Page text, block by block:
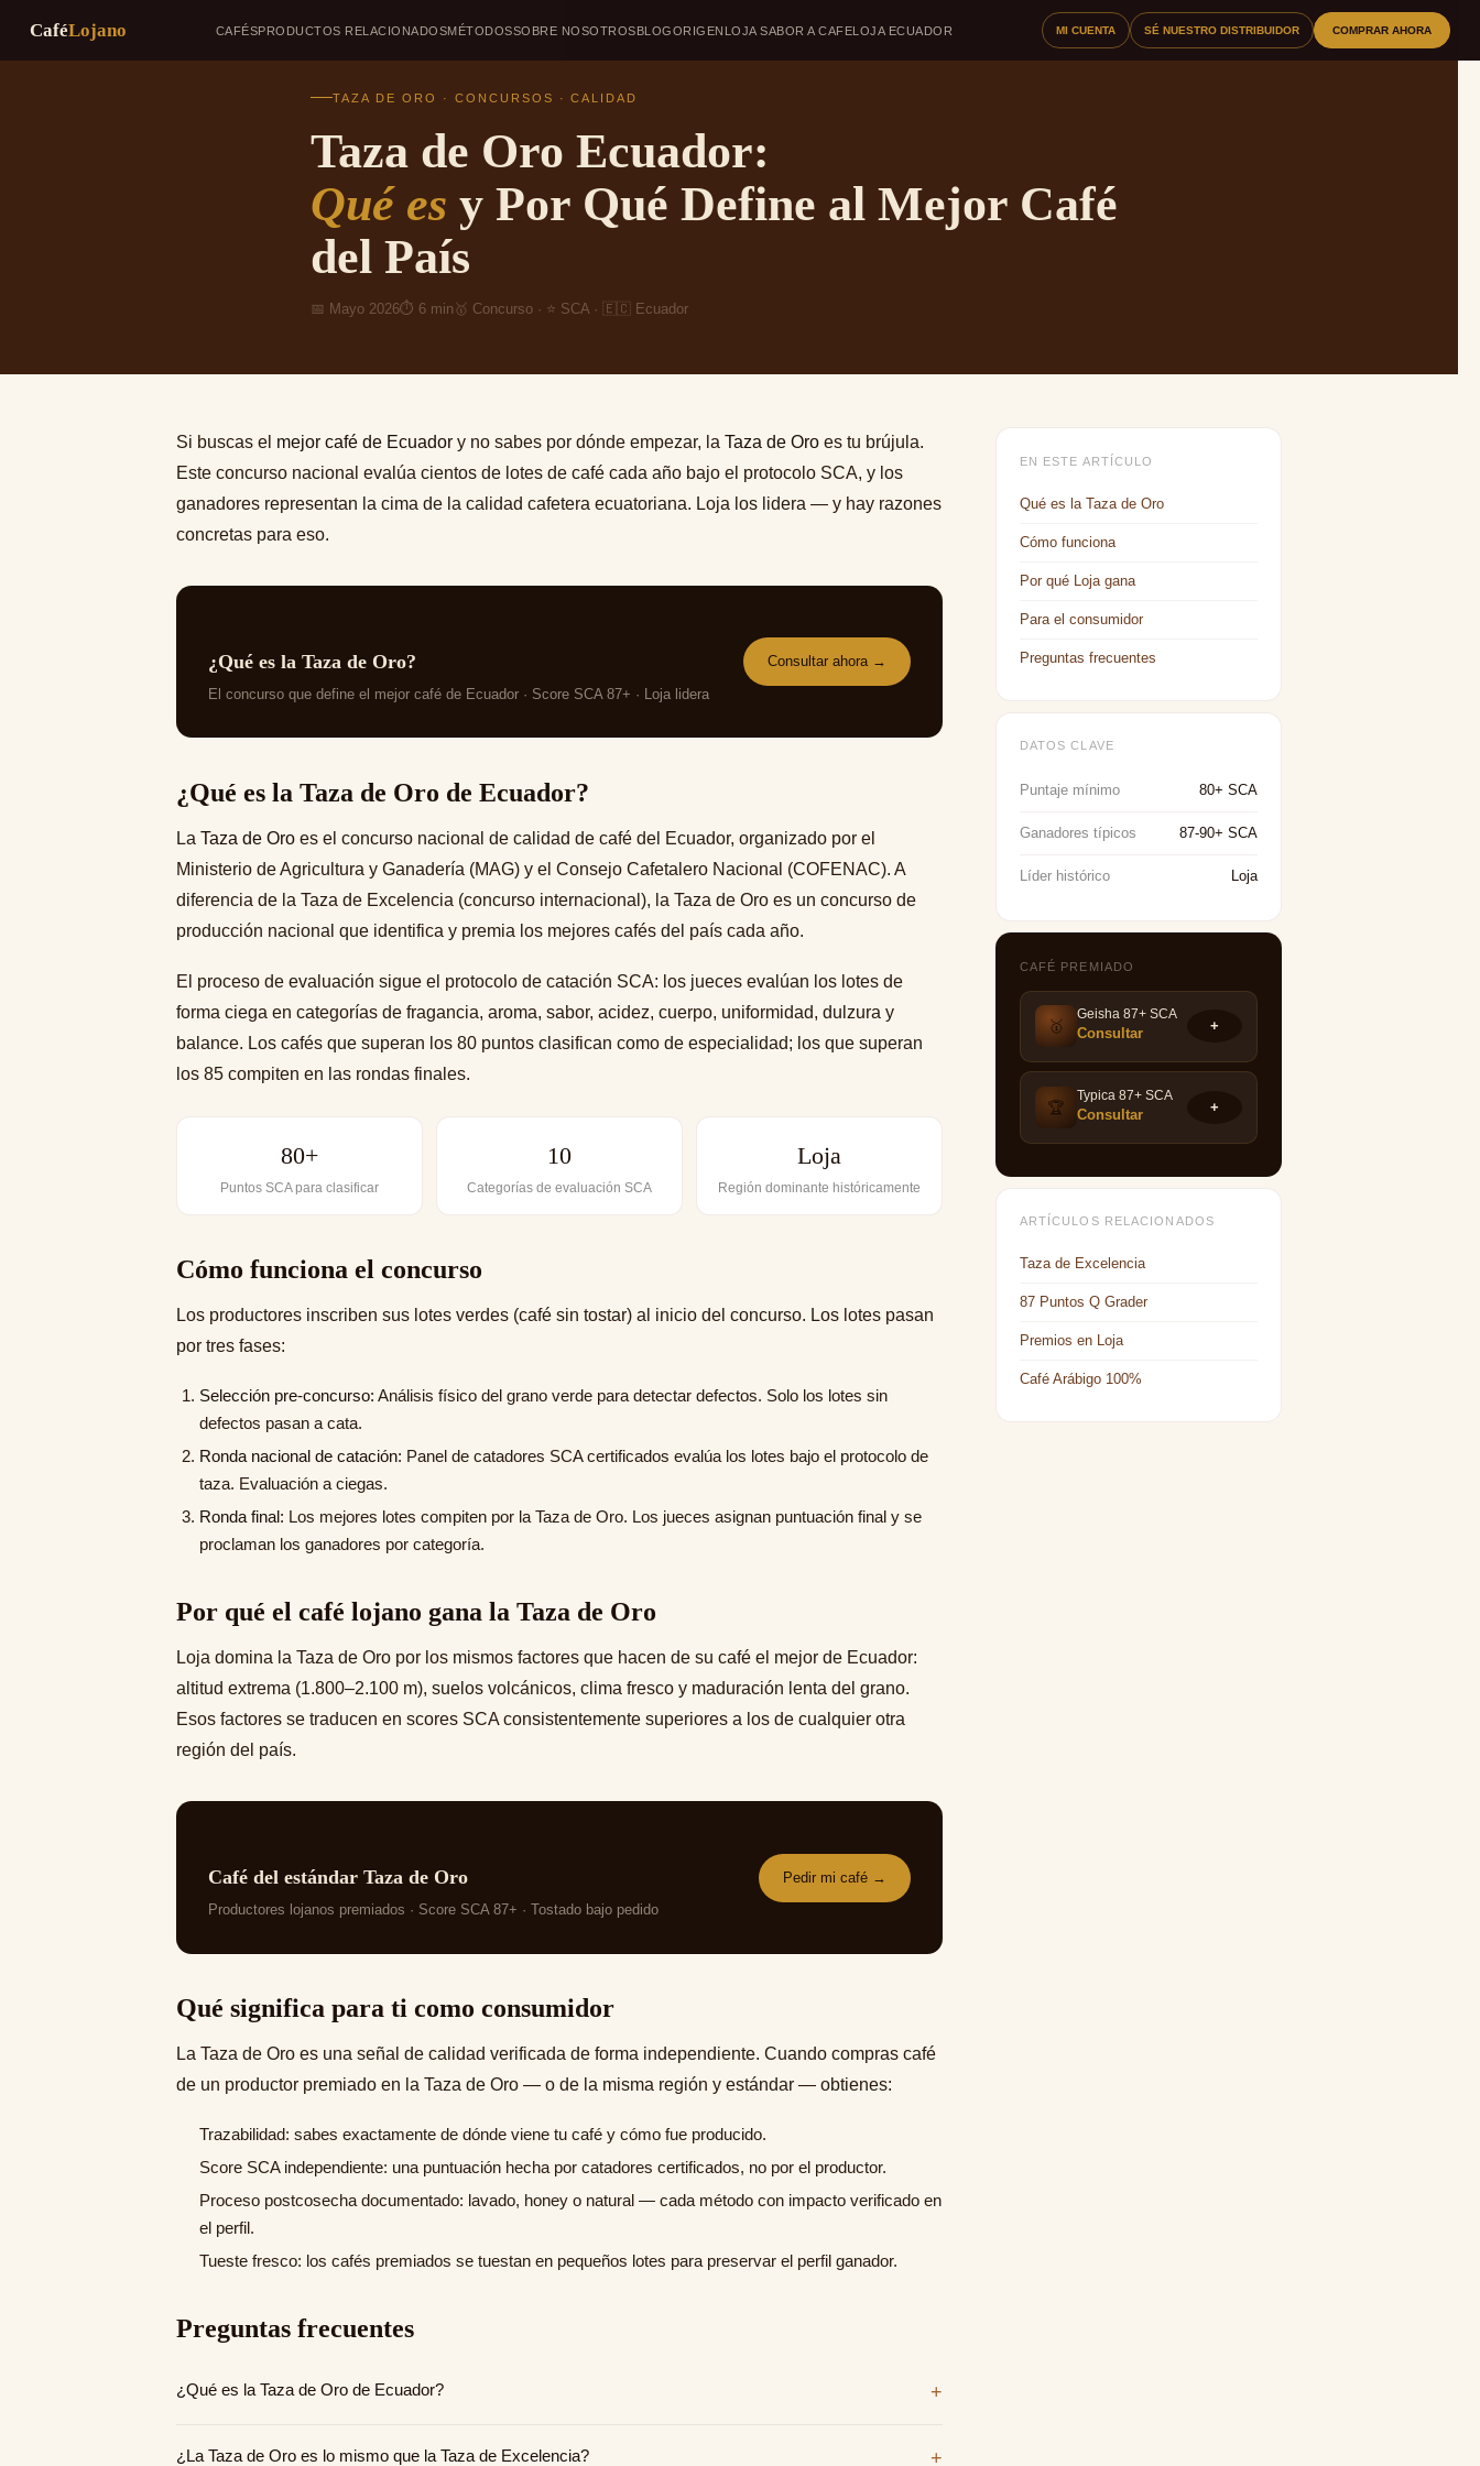
Saltar
CaféLojano CAFÉSPRODUCTOS RELACIONADOSMÉTODOSSOBRE NOSOTROSBLOGORIGEN LOJA SABOR A CAFELOJA ECUADOR MI CUENTA SÉ NUESTRO DISTRIBUIDOR COMPRAR AHORA
TAZA DE ORO · CONCURSOS · CALIDAD
Taza de Oro Ecuador:
Qué es y Por Qué Define al Mejor Café
del País
📅 Mayo 2026⏱ 6 min 🥇 Concurso · ⭐ SCA · 🇪🇨 Ecuador
Si buscas el mejor café de Ecuador y no sabes por dónde empezar, la Taza de Oro es tu brújula.
Este concurso nacional evalúa cientos de lotes de café cada año bajo el protocolo SCA, y los
ganadores representan la cima de la calidad cafetera ecuatoriana. Loja los lidera — y hay razones
concretas para eso.
¿Qué es la Taza de Oro?
El concurso que define el mejor café de Ecuador · Score SCA 87+ · Loja lidera
Consultar ahora →
¿Qué es la Taza de Oro de Ecuador?
La Taza de Oro es el concurso nacional de calidad de café del Ecuador, organizado por el
Ministerio de Agricultura y Ganadería (MAG) y el Consejo Cafetalero Nacional (COFENAC). A
diferencia de la Taza de Excelencia (concurso internacional), la Taza de Oro es un concurso de
producción nacional que identifica y premia los mejores cafés del país cada año.
El proceso de evaluación sigue el protocolo de catación SCA: los jueces evalúan los lotes de
forma ciega en categorías de fragancia, aroma, sabor, acidez, cuerpo, uniformidad, dulzura y
balance. Los cafés que superan los 80 puntos clasifican como de especialidad; los que superan
los 85 compiten en las rondas finales.
80+
Puntos SCA para clasificar
10
Categorías de evaluación SCA
Loja
Región dominante históricamente
Cómo funciona el concurso
Los productores inscriben sus lotes verdes (café sin tostar) al inicio del concurso. Los lotes pasan
por tres fases:
Selección pre-concurso: Análisis físico del grano verde para detectar defectos. Solo los lotes sin
defectos pasan a cata.
Ronda nacional de catación: Panel de catadores SCA certificados evalúa los lotes bajo el protocolo de
taza. Evaluación a ciegas.
Ronda final: Los mejores lotes compiten por la Taza de Oro. Los jueces asignan puntuación final y se
proclaman los ganadores por categoría.
Por qué el café lojano gana la Taza de Oro
Loja domina la Taza de Oro por los mismos factores que hacen de su café el mejor de Ecuador:
altitud extrema (1.800–2.100 m), suelos volcánicos, clima fresco y maduración lenta del grano.
Esos factores se traducen en scores SCA consistentemente superiores a los de cualquier otra
región del país.
Café del estándar Taza de Oro
Productores lojanos premiados · Score SCA 87+ · Tostado bajo pedido
Pedir mi café →
Qué significa para ti como consumidor
La Taza de Oro es una señal de calidad verificada de forma independiente. Cuando compras café
de un productor premiado en la Taza de Oro — o de la misma región y estándar — obtienes:
Trazabilidad: sabes exactamente de dónde viene tu café y cómo fue producido.
Score SCA independiente: una puntuación hecha por catadores certificados, no por el productor.
Proceso postcosecha documentado: lavado, honey o natural — cada método con impacto verificado en
el perfil.
Tueste fresco: los cafés premiados se tuestan en pequeños lotes para preservar el perfil ganador.
Preguntas frecuentes
¿Qué es la Taza de Oro de Ecuador? +
Evalúa cientos de lotes bajo el protocolo SCA. Los ganadores representan los mejores cafés de
¿La Taza de Oro es lo mismo que la Taza de Excelencia? +
EN ESTE ARTÍCULO
Qué es la Taza de Oro
Cómo funciona
Por qué Loja gana
Para el consumidor
Preguntas frecuentes
DATOS CLAVE
Puntaje mínimo 80+ SCA
Ganadores típicos 87-90+ SCA
Líder histórico Loja
CAFÉ PREMIADO
🥇
Geisha 87+ SCA
Consultar +
🏆
Typica 87+ SCA
Consultar +
ARTÍCULOS RELACIONADOS
Taza de Excelencia
87 Puntos Q Grader
Premios en Loja
Café Arábigo 100%